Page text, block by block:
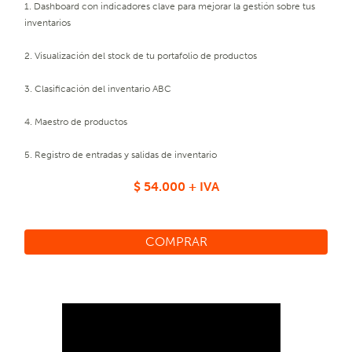
1. Dashboard con indicadores clave para mejorar la gestión sobre tus
inventarios
2. Visualización del stock de tu portafolio de productos
3. Clasificación del inventario ABC
4. Maestro de productos
5. Registro de entradas y salidas de inventario
$ 54.000
COMPRAR